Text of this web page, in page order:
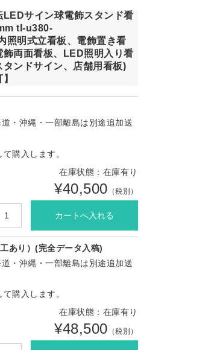
LEDサイン球電飾スタンド看
tl-u380-
照明式立看板、電飾置き看
飾両面看板、LED照明入り看
ンドサイン、店舗用看板)
・沖縄・一部離島は別途追加送
購入します。
在庫状態：在庫有り
¥40,500 （税別）
あり）(完全データ入稿)
・沖縄・一部離島は別途追加送
購入します。
在庫状態：在庫有り
¥48,500 （税別）